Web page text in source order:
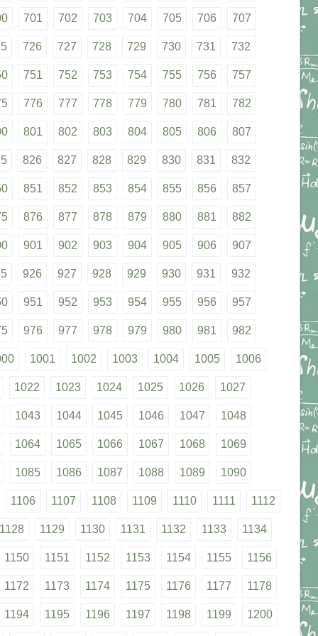
701 702 703 704 705 706 707
726 727 728 729 730 731 732
751 752 753 754 755 756 757
776 777 778 779 780 781 782
801 802 803 804 805 806 807
826 827 828 829 830 831 832
851 852 853 854 855 856 857
876 877 878 879 880 881 882
901 902 903 904 905 906 907
926 927 928 929 930 931 932
951 952 953 954 955 956 957
976 977 978 979 980 981 982
1001 1002 1003 1004 1005 1006
1022 1023 1024 1025 1026 1027
1043 1044 1045 1046 1047 1048
1064 1065 1066 1067 1068 1069
1085 1086 1087 1088 1089 1090
1106 1107 1108 1109 1110 1111 1112
1128 1129 1130 1131 1132 1133 1134
1150 1151 1152 1153 1154 1155 1156
1172 1173 1174 1175 1176 1177 1178
1194 1195 1196 1197 1198 1199 1200